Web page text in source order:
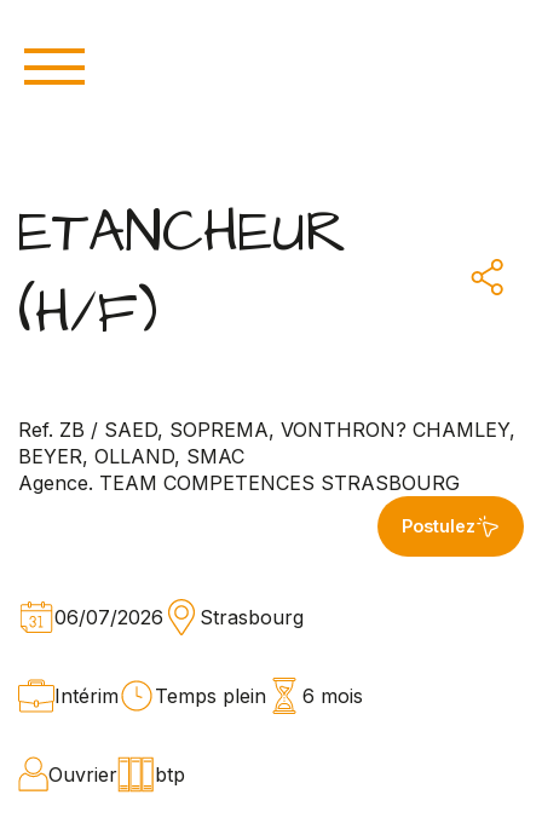
ETANCHEUR
(H/F)
Ref. ZB / SAED, SOPREMA, VONTHRON? CHAMLEY,
BEYER, OLLAND, SMAC
Agence. TEAM COMPETENCES STRASBOURG
Postulez
06/07/2026 Strasbourg
Intérim Temps plein 6 mois
Ouvrier btp